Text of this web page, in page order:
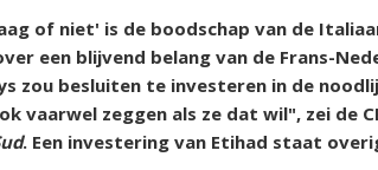
of niet' is de boodschap van de
een blijvend belang van de Frans-
zou besluiten te investeren in de
vaarwel zeggen als ze dat wil", zei de
. Een investering van Etihad staat